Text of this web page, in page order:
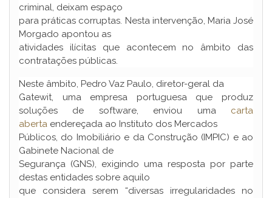
criminal, deixam espaço
para práticas corruptas. Nesta intervenção, Maria José
Morgado apontou as
atividades ilícitas que acontecem no âmbito das
contratações públicas.
Neste âmbito, Pedro Vaz Paulo, diretor-geral da
Gatewit, uma empresa portuguesa que produz
soluções de software, enviou uma carta
aberta endereçada ao Instituto dos Mercados
Públicos, do Imobiliário e da Construção (IMPIC) e ao
Gabinete Nacional de
Segurança (GNS), exigindo uma resposta por parte
destas entidades sobre aquilo
que considera serem “diversas irregularidades no